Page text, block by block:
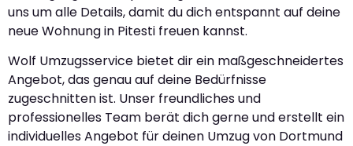
uns um alle Details, damit du dich entspannt auf deine
neue Wohnung in Pitesti freuen kannst.
Wolf Umzugsservice bietet dir ein maßgeschneidertes
Angebot, das genau auf deine Bedürfnisse
zugeschnitten ist. Unser freundliches und
professionelles Team berät dich gerne und erstellt ein
individuelles Angebot für deinen Umzug von Dortmund